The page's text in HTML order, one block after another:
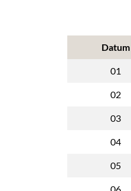
Datum
01
02
03
04
05